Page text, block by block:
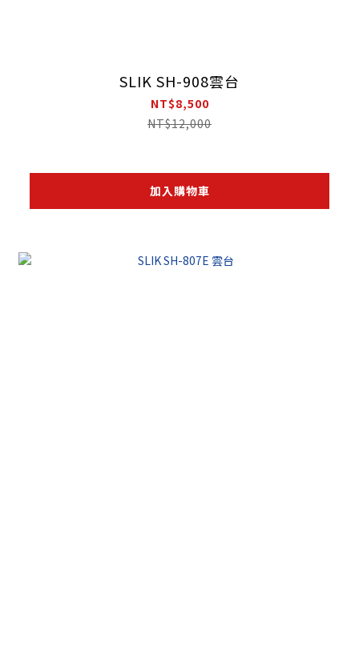
SLIK SH-908雲台
NT$8,500
NT$12,000
加入購物車